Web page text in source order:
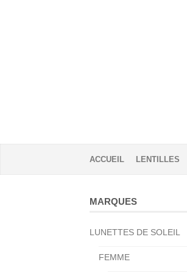
ACCUEIL LENTILLES
MARQUES
LUNETTES DE SOLEIL
FEMME